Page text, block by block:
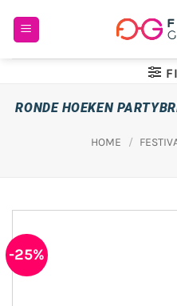
naar
RONDE HOEKEN
HOME /
-25%